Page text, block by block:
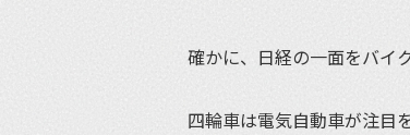
確かに、日経の一面をバイ
四輪車は電気自動車が注目